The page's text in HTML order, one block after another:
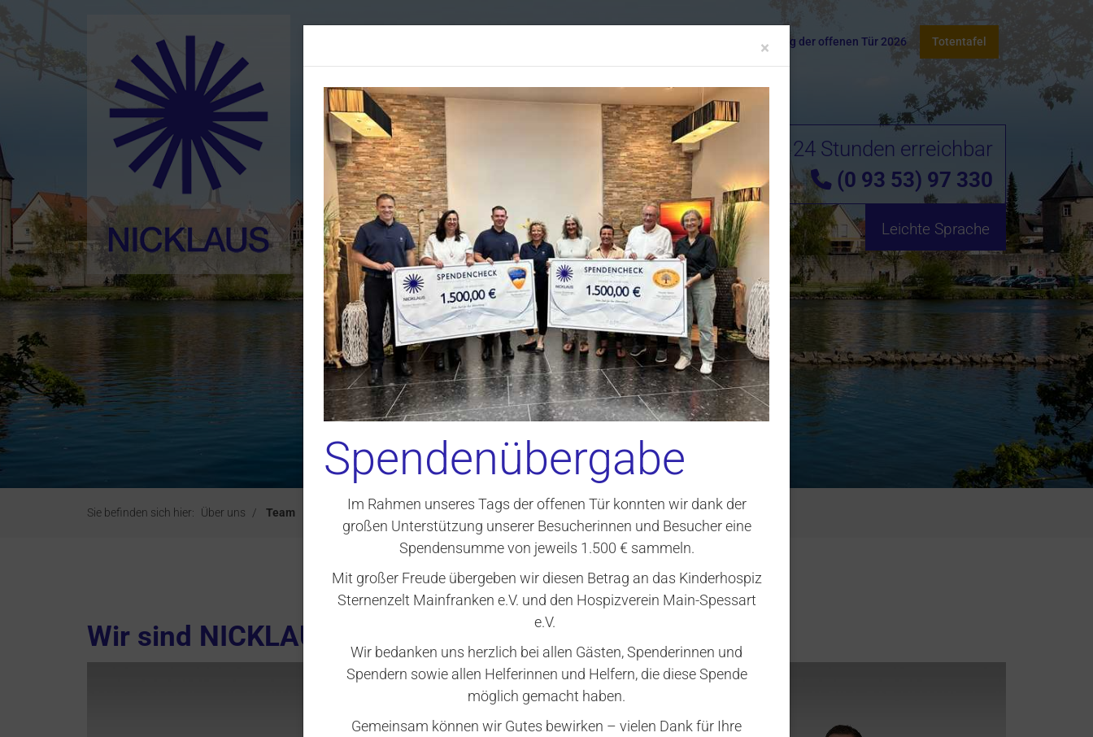
Tag der offenen Tür 2026 Totentafel
24 Stunden erreichbar
(0 93 53) 97 330
Leichte Sprache
Sie befinden sich hier: Über uns Team
Wir sind NICKLAUS
× Close
Spendenübergabe
Im Rahmen unseres Tags der offenen Tür konnten wir dank der
großen Unterstützung unserer Besucherinnen und Besucher eine
Spendensumme von jeweils 1.500 € sammeln.
Mit großer Freude übergeben wir diesen Betrag an das Kinderhospiz
Sternenzelt Mainfranken e.V. und den Hospizverein Main-Spessart
e.V.
Wir bedanken uns herzlich bei allen Gästen, Spenderinnen und
Spendern sowie allen Helferinnen und Helfern, die diese Spende
möglich gemacht haben.
Gemeinsam können wir Gutes bewirken – vielen Dank für Ihre